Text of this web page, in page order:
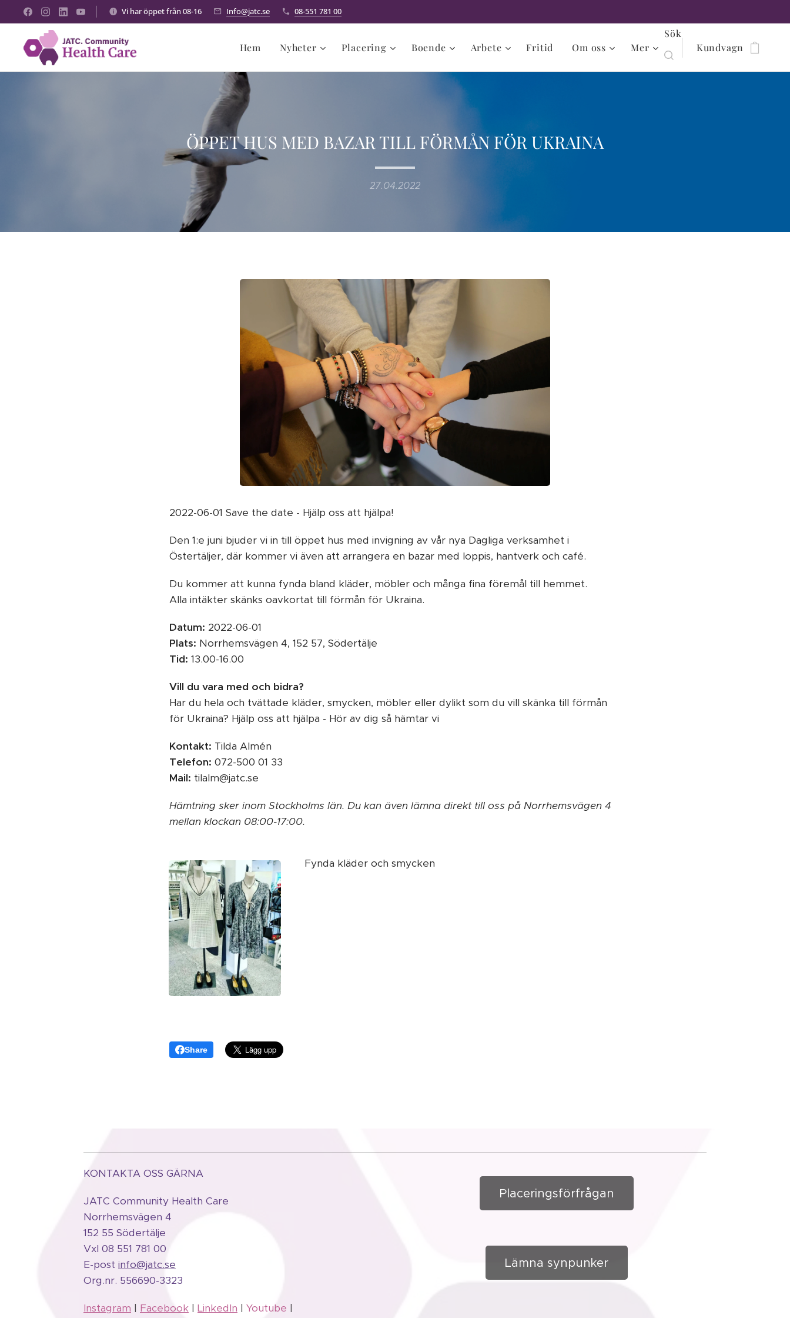
Vi har öppet från 08-16 Info@jatc.se 08-551 781 00
Hem Nyheter Placering Boende Arbete Fritid Om oss Mer
Sök
Kundvagn
ÖPPET HUS MED BAZAR TILL FÖRMÅN FÖR UKRAINA
27.04.2022
2022-06-01 Save the date - Hjälp oss att hjälpa!
Den 1:e juni bjuder vi in till öppet hus med invigning av vår nya Dagliga verksamhet i
Östertäljer, där kommer vi även att arrangera en bazar med loppis, hantverk och café.
Du kommer att kunna fynda bland kläder, möbler och många fina föremål till hemmet.
Alla intäkter skänks oavkortat till förmån för Ukraina.
Datum: 2022-06-01
Plats: Norrhemsvägen 4, 152 57, Södertälje
Tid: 13.00-16.00
Vill du vara med och bidra?
Har du hela och tvättade kläder, smycken, möbler eller dylikt som du vill skänka till förmån
för Ukraina? Hjälp oss att hjälpa - Hör av dig så hämtar vi
Kontakt: Tilda Almén
Telefon: 072-500 01 33
Mail: tilalm@jatc.se
Hämtning sker inom Stockholms län. Du kan även lämna direkt till oss på Norrhemsvägen 4
mellan klockan 08:00-17:00.
Fynda kläder och smycken
Share
KONTAKTA OSS GÄRNA
JATC Community Health Care
Norrhemsvägen 4
152 55 Södertälje
Vxl 08 551 781 00
E-post info@jatc.se
Org.nr. 556690-3323
Instagram | Facebook | LinkedIn | Youtube |
Placeringsförfrågan
Lämna synpunker